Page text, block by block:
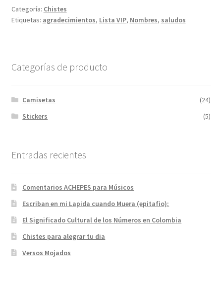
Categoría: Chistes
Etiquetas: agradecimientos, Lista VIP, Nombres, saludos
Categorías de producto
Camisetas
(24)
Stickers
(5)
Entradas recientes
Comentarios ACHEPES para Músicos
Escriban en mi Lapida cuando Muera (epitafio):
El Significado Cultural de los Números en Colombia
Chistes para alegrar tu dia
Versos Mojados